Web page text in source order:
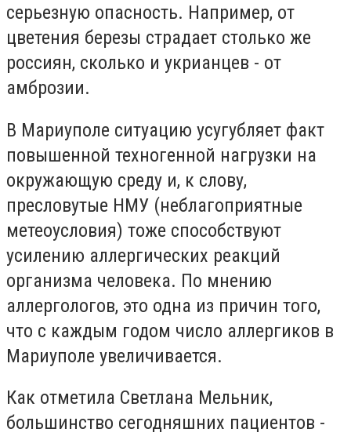
серьезную опасность. Например, от
цветения березы страдает столько же
россиян, сколько и укрианцев - от
амброзии.
В Мариуполе ситуацию усугубляет факт
повышенной техногенной нагрузки на
окружающую среду и, к слову,
пресловутые НМУ (неблагоприятные
метеоусловия) тоже способствуют
усилению аллергических реакций
организма человека. По мнению
аллергологов, это одна из причин того,
что с каждым годом число аллергиков в
Мариуполе увеличивается.
Как отметила Светлана Мельник,
большинство сегодняшних пациентов -